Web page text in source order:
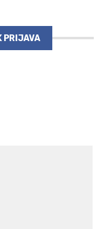
PRIJAVA